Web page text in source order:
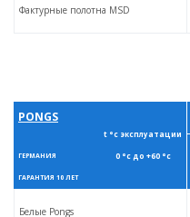
Фактурные полотна MSD
PONGS
t °с эксплуатации
0 °с до +60 °с
ГЕРМАНИЯ
ГАРАНТИЯ 10 ЛЕТ
Белые Pongs